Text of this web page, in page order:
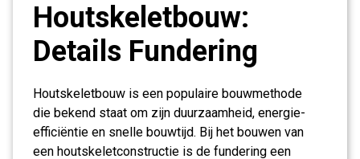
Houtskeletbouw:
Details Fundering
Houtskeletbouw is een populaire bouwmethode
die bekend staat om zijn duurzaamheid, energie-
efficiëntie en snelle bouwtijd. Bij het bouwen van
een houtskeletconstructie is de fundering een